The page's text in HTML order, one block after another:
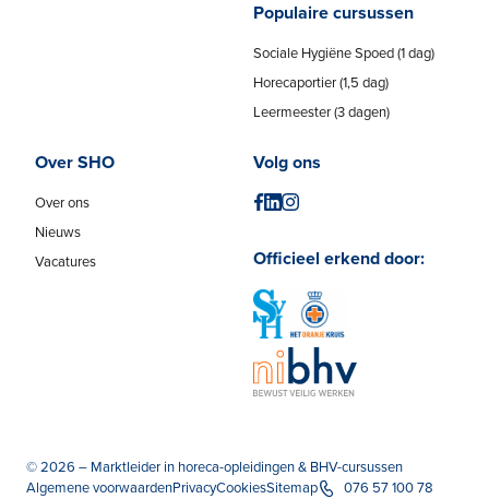
Populaire cursussen
Sociale Hygiëne Spoed (1 dag)
Horecaportier (1,5 dag)
Leermeester (3 dagen)
Over SHO
Over ons
Nieuws
Vacatures
Volg ons
Officieel erkend door:
© 2026 – Marktleider in horeca-opleidingen & BHV-cursussen
Algemene voorwaardenPrivacyCookiesSitemap 076 57 100 78